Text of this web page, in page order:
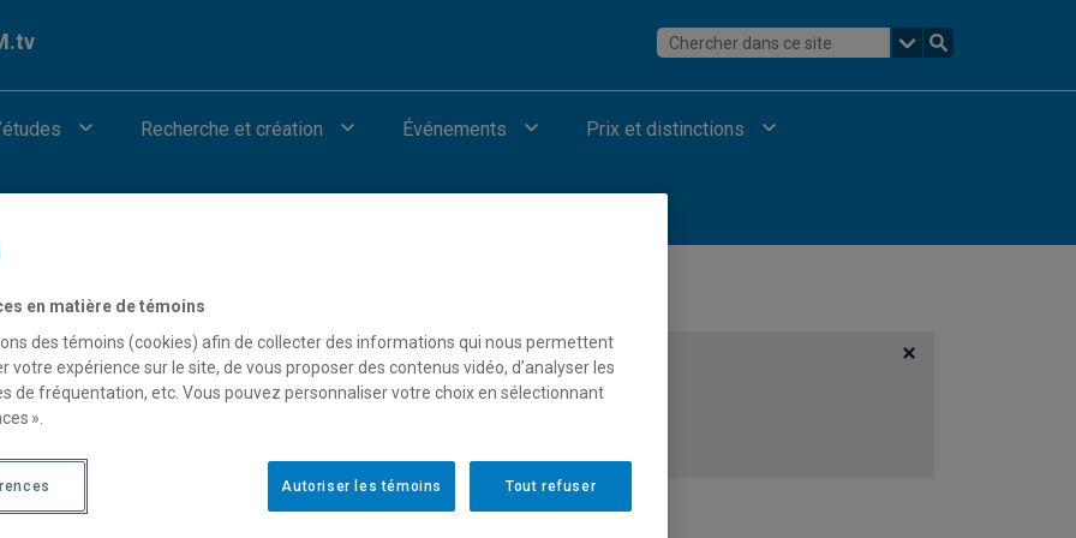
Recherche et création Événements Prix et distinctions
afficher les vidéos provenant de Youtube.
en matière de témoins
des témoins (cookies) afin de collecter des informations qui nous permettent
votre expérience sur le site, de vous proposer des contenus vidéo, d’analyser les
de fréquentation, etc. Vous pouvez personnaliser votre choix en sélectionnant
».
Tout refuser
Autoriser les témoins